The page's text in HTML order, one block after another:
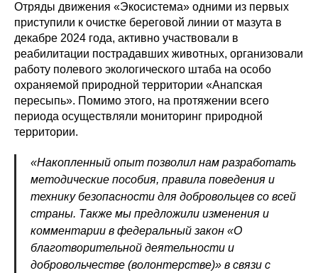
Отряды движения «Экосистема» одними из первых
приступили к очистке береговой линии от мазута в
декабре 2024 года, активно участвовали в
реабилитации пострадавших животных, организовали
работу полевого экологического штаба на особо
охраняемой природной территории «Анапская
пересыпь». Помимо этого, на протяжении всего
периода осуществляли мониторинг природной
территории.
«Накопленный опыт позволил нам разработать
методические пособия, правила поведения и
технику безопасности для добровольцев со всей
страны. Также мы предложили изменения и
комментарии в федеральный закон «О
благотворительной деятельности и
добровольчестве (волонтерстве)» в связи с